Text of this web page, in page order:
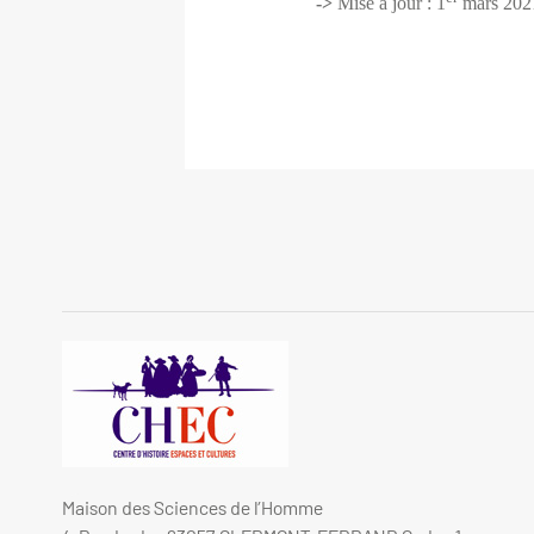
Maison des Sciences de l’Homme